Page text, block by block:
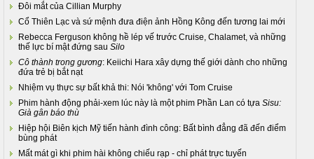
Đôi mắt của Cillian Murphy
Cổ Thiên Lạc và sứ mệnh đưa điện ảnh Hồng Kông đến tương lai mới
Rebecca Ferguson không hề lép vế trước Cruise, Chalamet, và những
thế lực bí mật đứng sau Silo
Cô thành trong gương: Keiichi Hara xây dựng thế giới dành cho những
đứa trẻ bị bắt nạt
Nhiệm vụ thực sự bất khả thi: Nói 'không' với Tom Cruise
Phim hành động phải-xem lúc này là một phim Phần Lan có tựa Sisu:
Già gân báo thù
Hiệp hội Biên kịch Mỹ tiến hành đình công: Bất bình đẳng đã đến điểm
bùng phát
Mất mát gì khi phim hài không chiếu rạp - chỉ phát trực tuyến